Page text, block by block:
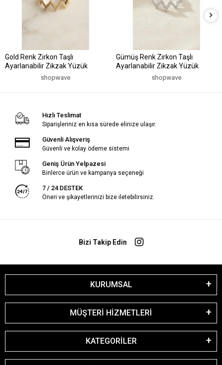
Gold Renk Zirkon Taşlı
Ayarlanabilir Zikzak Yüzük
shopwave
Gümüş Renk Zirkon Taşlı
Ayarlanabilir Zikzak Yüzük
shopwave
Hızlı Teslimat
Siparişleriniz en kısa sürede elinize ulaşır.
Güvenli Alışveriş
Güvenli ve kolay ödeme sistemi
Geniş Ürün Yelpazesi
Binlerce ürün ve kampanya seçeneği
7 / 24 DESTEK
Öneri ve şikayetlerinizi bize iletebilirsiniz.
Bizi Takip Edin
KURUMSAL
MÜŞTERİ HİZMETLERİ
KATEGORİLER